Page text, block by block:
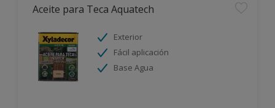
Aceite para Teca Aquatech
Exterior
Fácil aplicación
Base Agua